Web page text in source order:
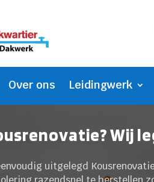
Over ons Leidingwerk
Wij
uitgelegd